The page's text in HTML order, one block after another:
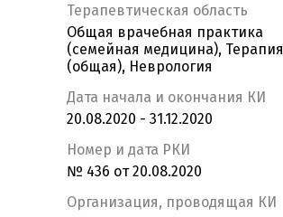
Терапевтическая область
Общая врачебная практика
(семейная медицина), Терапия
(общая), Неврология
Дата начала и окончания КИ
20.08.2020 - 31.12.2020
Номер и дата РКИ
№ 436 от 20.08.2020
Организация, проводящая КИ